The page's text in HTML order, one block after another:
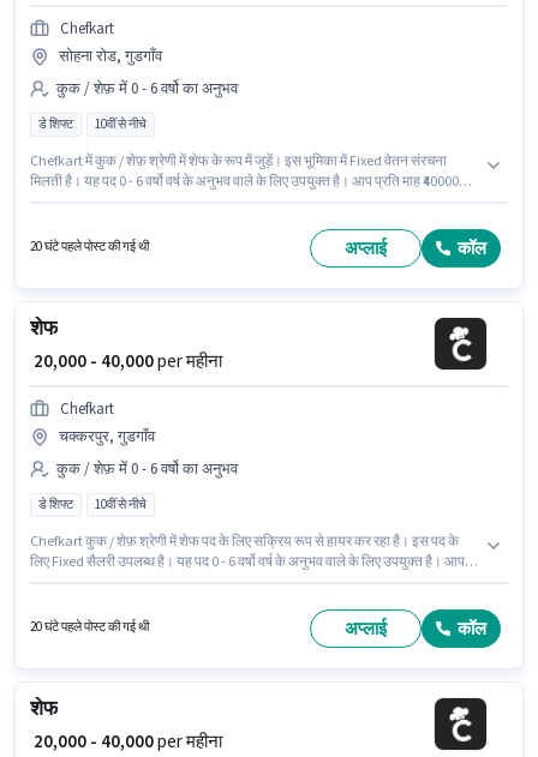
Chefkart
सोहना रोड, गुडगाँव
कुक / शेफ़ में 0 - 6 वर्षो का अनुभव
डे शिफ्ट 10वीं से नीचे
Chefkart में कुक / शेफ़ श्रेणी में शेफ के रूप में जुड़ें। इस भूमिका में Fixed वेतन संरचना
मिलती है। यह पद 0 - 6 वर्षो वर्ष के अनुभव वाले के लिए उपयुक्त है। आप प्रति माह ₹40000
working प्रति सप्ताह है।
20 घंटे पहले पोस्ट की गई थी अप्लाई कॉल
शेफ
₹ 20,000 - 40,000per महीना
Chefkart
चक्करपुर, गुडगाँव
कुक / शेफ़ में 0 - 6 वर्षो का अनुभव
डे शिफ्ट 10वीं से नीचे
Chefkart कुक / शेफ़ श्रेणी में शेफ पद के लिए सक्रिय रूप से हायर कर रहा है। इस पद के
लिए Fixed सैलरी उपलब्ध है। यह पद 0 - 6 वर्षो वर्ष के अनुभव वाले के लिए उपयुक्त है। आप
शिफ्ट के साथ और 6 days working प्रति सप्ताह है।
20 घंटे पहले पोस्ट की गई थी अप्लाई कॉल
शेफ
₹ 20,000 - 40,000per महीना